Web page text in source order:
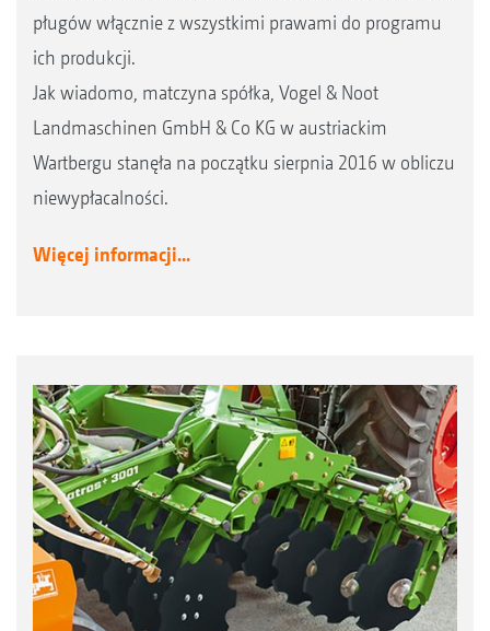
pługów włącznie z wszystkimi prawami do programu
ich produkcji.
Jak wiadomo, matczyna spółka, Vogel & Noot
Landmaschinen GmbH & Co KG w austriackim
Wartbergu stanęła na początku sierpnia 2016 w obliczu
niewypłacalności.
Więcej informacji...